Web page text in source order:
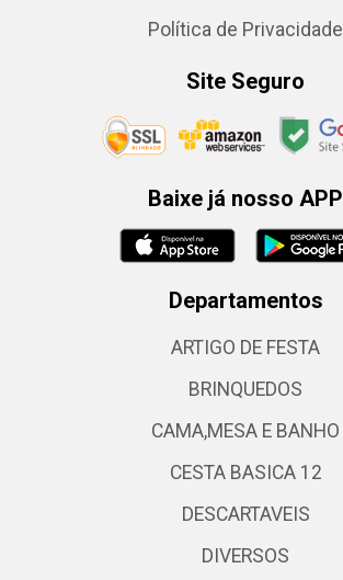
Política de Privacidade
Site Seguro
Baixe já nosso APP
Departamentos
ARTIGO DE FESTA
BRINQUEDOS
CAMA,MESA E BANHO
CESTA BASICA 12
DESCARTAVEIS
DIVERSOS